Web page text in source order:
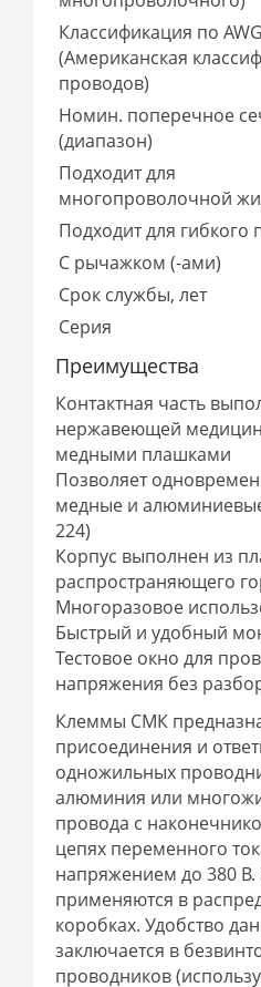
Классификация по AWG
(Американская
проводов)
Номин. поперечное
(диапазон)
Подходит для
многопроволочной
Подходит для гибкого
С рычажком (-ами)
Срок службы, лет
Серия
Преимущества
Контактная часть
нержавеющей
медными плашками
Позволяет
медные и
224)
Корпус выполнен из
распространяющего
Многоразовое
Быстрый и удобный
Тестовое окно для
напряжения без
Клеммы СМК
присоединения и
одножильных
алюминия или
провода с
цепях переменного
напряжением до 380
применяются в
коробках. Удобство
заключается в
проводников